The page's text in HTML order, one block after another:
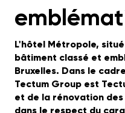
L'hôtel Métropole, situé
bâtiment classé et
Bruxelles. Dans le
Tectum Group est
et de la rénovation